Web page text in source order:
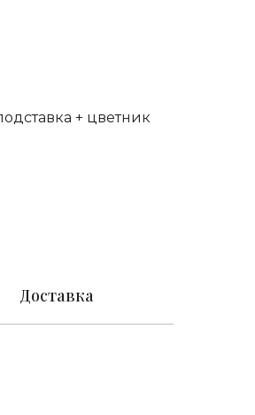
+ цветник
Доставка